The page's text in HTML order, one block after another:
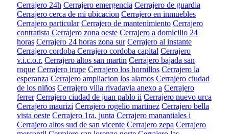
Cerrajero 24h Cerrajero emergencia Cerrajero de guardia
Cerrajero cerca de mi ubicacion Cerrajero en inmuebles
Cerrajero particular Cerrajero de mantenimiento Cerrajero
contratista Cerrajero zona oeste Cerrajero a domicilio 24
horas Cerrajero 24 horas zona sur Cerrajero al instante
Cerrajero cordoba Cerrajero cordoba capital Cerrajero
v.i.c.o.r. Cerrajero altos san martin Cerrajero bajada san
roque Cerrajero irupe Cerrajero los hornillos Cerrajero la
esperanza Cerrajero ampliacion los alamos Cerrajero ciudad
de los niños Cerrajero villa rivadavia anexo a Cerrajero
ferrer Cerrajero ciudad de juan pablo ii Cerrajero nuevo urca
Cerrajero maurizi Cerrajero rogelio martinez Cerrajero bella
vista oeste Cerrajero 1ra. junta Cerrajero manantiales i
Cerrajero altos sud de san vicente Cerrajero zepa Cerrajero